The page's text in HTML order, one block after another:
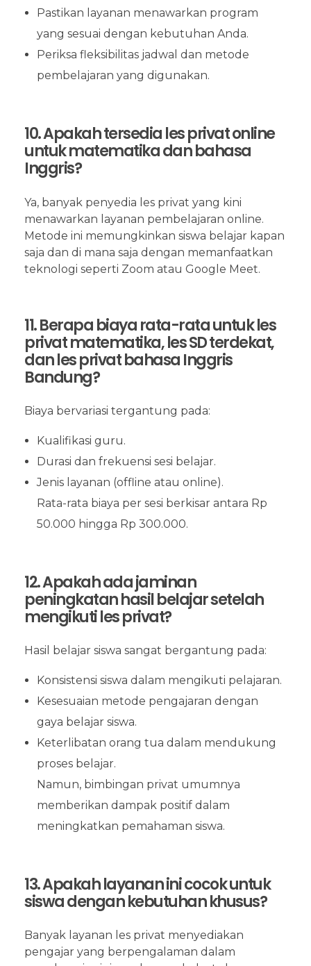
Pastikan layanan menawarkan program
yang sesuai dengan kebutuhan Anda.
Periksa fleksibilitas jadwal dan metode
pembelajaran yang digunakan.
10. Apakah tersedia les privat online
untuk matematika dan bahasa
Inggris?
Ya, banyak penyedia les privat yang kini
menawarkan layanan pembelajaran online.
Metode ini memungkinkan siswa belajar kapan
saja dan di mana saja dengan memanfaatkan
teknologi seperti Zoom atau Google Meet.
11. Berapa biaya rata-rata untuk les
privat matematika, les SD terdekat,
dan les privat bahasa Inggris
Bandung?
Biaya bervariasi tergantung pada:
Kualifikasi guru.
Durasi dan frekuensi sesi belajar.
Jenis layanan (offline atau online).
Rata-rata biaya per sesi berkisar antara Rp
50.000 hingga Rp 300.000.
12. Apakah ada jaminan
peningkatan hasil belajar setelah
mengikuti les privat?
Hasil belajar siswa sangat bergantung pada:
Konsistensi siswa dalam mengikuti pelajaran.
Kesesuaian metode pengajaran dengan
gaya belajar siswa.
Keterlibatan orang tua dalam mendukung
proses belajar.
Namun, bimbingan privat umumnya
memberikan dampak positif dalam
meningkatkan pemahaman siswa.
13. Apakah layanan ini cocok untuk
siswa dengan kebutuhan khusus?
Banyak layanan les privat menyediakan
pengajar yang berpengalaman dalam